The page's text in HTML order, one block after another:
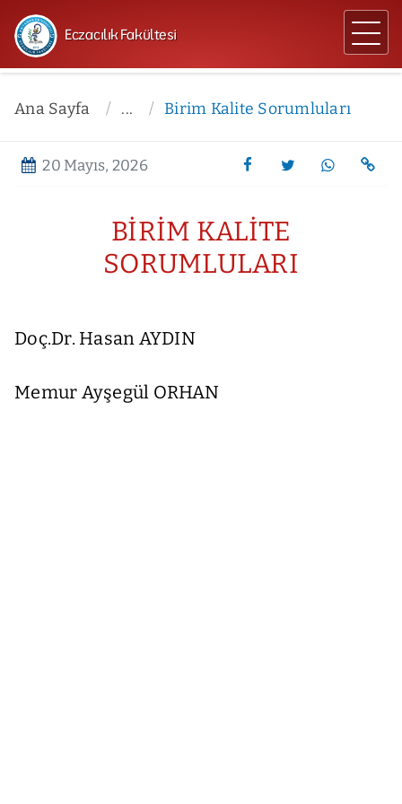
Eczacılık Fakültesi
Ana Sayfa ... Birim Kalite Sorumluları
20 Mayıs, 2026
BIRIM KALITE
SORUMLULARI
Doç.Dr. Hasan AYDIN
Memur Ayşegül ORHAN